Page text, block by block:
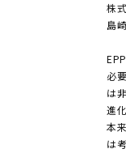
株
島
必
は
進
本
は